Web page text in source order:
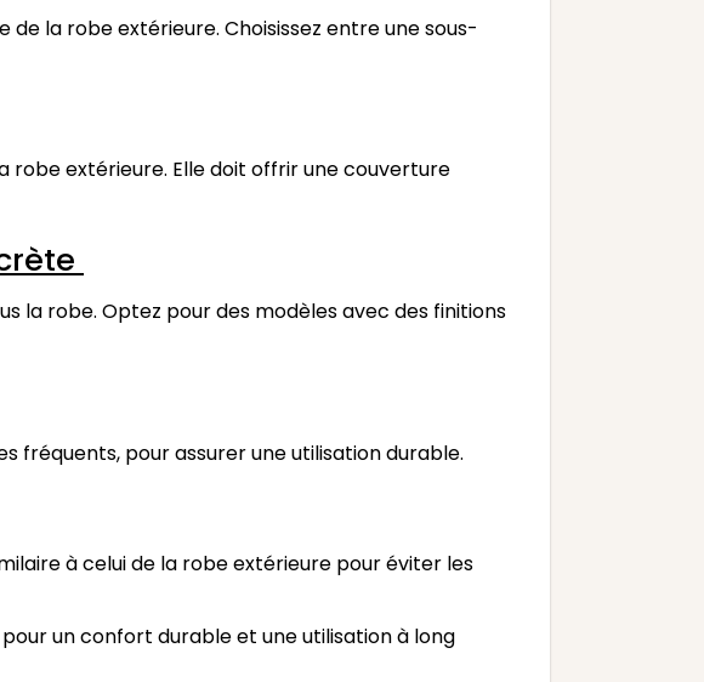
la robe extérieure. Choisissez entre une sous-
robe extérieure. Elle doit offrir une couverture
la robe. Optez pour des modèles avec des finitions
fréquents, pour assurer une utilisation durable.
à celui de la robe extérieure pour éviter les
un confort durable et une utilisation à long